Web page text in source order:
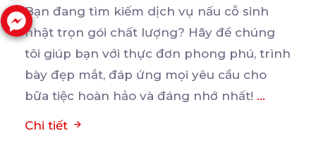
Bạn đang tìm kiếm dịch vụ nấu cỗ sinh
nhật trọn gói chất lượng? Hãy để chúng
tôi giúp bạn với thực đơn phong phú, trình
bày đẹp mắt, đáp ứng mọi yêu cầu cho
bữa tiệc hoàn hảo và đáng nhớ nhất! ...
Chi tiết